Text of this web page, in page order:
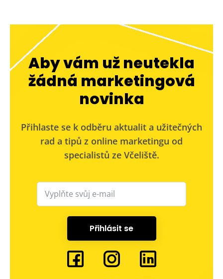
Aby vám už neutekla
žádná marketingová
novinka
Přihlaste se k odběru aktualit a užitečných
rad a tipů z online marketingu od
specialistů ze Včeliště.
Přihlásit se